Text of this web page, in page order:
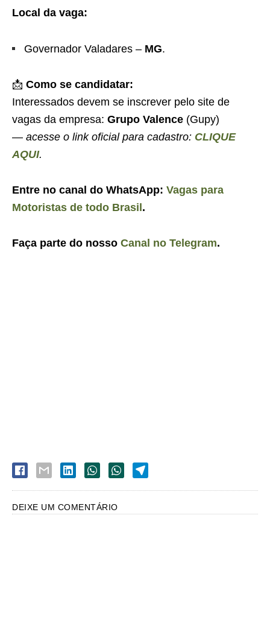
Local da vaga:
Governador Valadares – MG.
📩 Como se candidatar:
Interessados devem se inscrever pelo site de
vagas da empresa: Grupo Valence (Gupy)
— acesse o link oficial para cadastro: CLIQUE
AQUI.
Entre no canal do WhatsApp: Vagas para
Motoristas de todo Brasil .
Faça parte do nosso Canal no Telegram.
DEIXE UM COMENTÁRIO